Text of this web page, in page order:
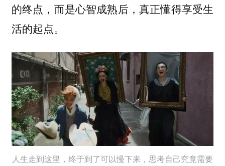
的终点，而是心智成熟后，真正懂得享受生
活的起点。
人生走到这里，终于到了可以慢下来，思考自己究竟需要